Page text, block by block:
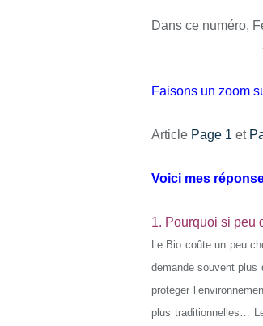
Dans ce numéro,
Faisons un zoom
Article Page 1 et
Voici mes
1. Pourquoi si peu
Le Bio coûte un peu
demande souvent
protéger
plus traditionnelles…